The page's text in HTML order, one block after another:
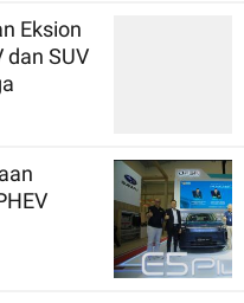
Eksion
dan SUV